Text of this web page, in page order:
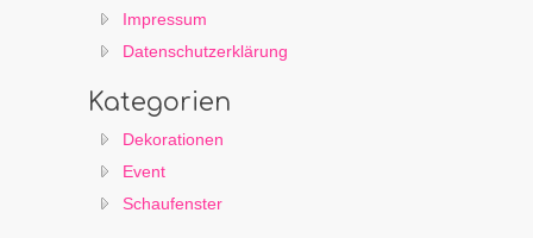
Impressum
Datenschutzerklärung
Kategorien
Dekorationen
Event
Schaufenster